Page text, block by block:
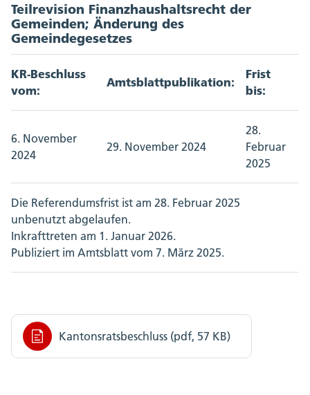
Teilrevision Finanzhaushaltsrecht der
Gemeinden; Änderung des
Gemeindegesetzes
KR-Beschluss
vom:
Amtsblattpublikation:
Frist
bis:
6. November
2024
29. November 2024
28.
Februar
2025
Die Referendumsfrist ist am 28. Februar 2025
unbenutzt abgelaufen.
Inkrafttreten am 1. Januar 2026.
Publiziert im Amtsblatt vom 7. März 2025.
Kantonsratsbeschluss (pdf, 57 KB)